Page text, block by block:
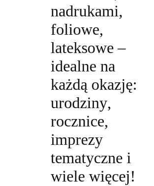
nadrukami,
foliowe,
lateksowe –
idealne na
każdą okazję:
urodziny,
rocznice,
imprezy
tematyczne i
wiele więcej!